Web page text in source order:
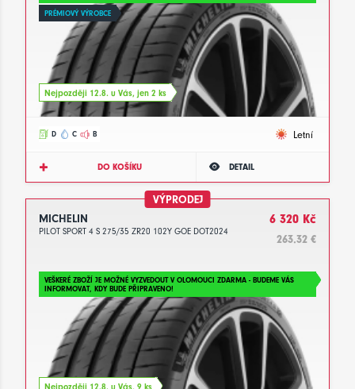
PRÉMIOVÝ VÝROBCE
Nejpozději 12.8. u Vás, jen 2 ks
D C B Letní
DO KOŠÍKU DETAIL
VÝPRODEJ
MICHELIN
PILOT SPORT 4 S 275/35 ZR20 102Y GOE DOT2024
6 320 Kč
263.32 €
VEŠKERÉ ZBOŽÍ JE MOŽNÉ VYZVEDOUT V OLOMOUCI ZDARMA - BUDEME VÁS
INFORMOVAT, KDY BUDE PŘIPRAVENO!
Nejpozději 12.8. u Vás, 9 ks